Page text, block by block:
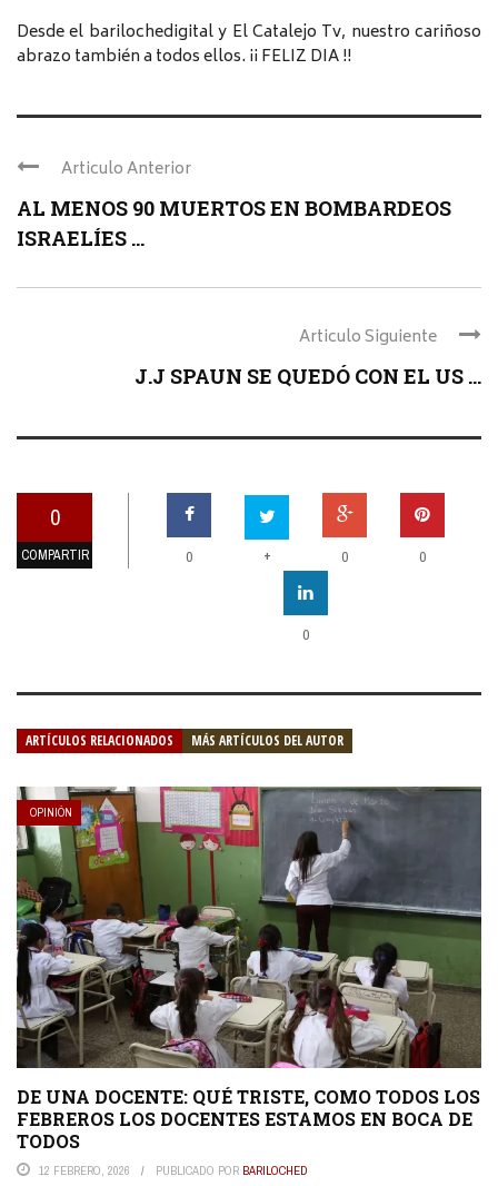
Desde el barilochedigital y El Catalejo Tv, nuestro cariñoso
abrazo también a todos ellos. ¡¡ FELIZ DIA !!
Articulo Anterior
AL MENOS 90 MUERTOS EN BOMBARDEOS
ISRAELÍES ...
Articulo Siguiente
J.J SPAUN SE QUEDÓ CON EL US ...
0
COMPARTIR 0 + 0 0
0
ARTÍCULOS RELACIONADOS MÁS ARTÍCULOS DEL AUTOR
OPINIÓN
DE UNA DOCENTE: QUÉ TRISTE, COMO TODOS LOS
FEBREROS LOS DOCENTES ESTAMOS EN BOCA DE
TODOS
12 FEBRERO, 2026 PUBLICADO POR BARILOCHED